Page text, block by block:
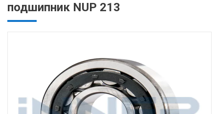
подшипник NUP 213